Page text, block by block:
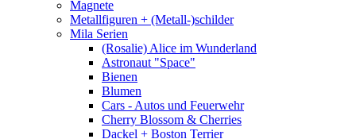
Magnete
Metallfiguren + (Metall-)schilder
Mila Serien
(Rosalie) Alice im Wunderland
Astronaut "Space"
Bienen
Blumen
Cars - Autos und Feuerwehr
Cherry Blossom & Cherries
Dackel + Boston Terrier